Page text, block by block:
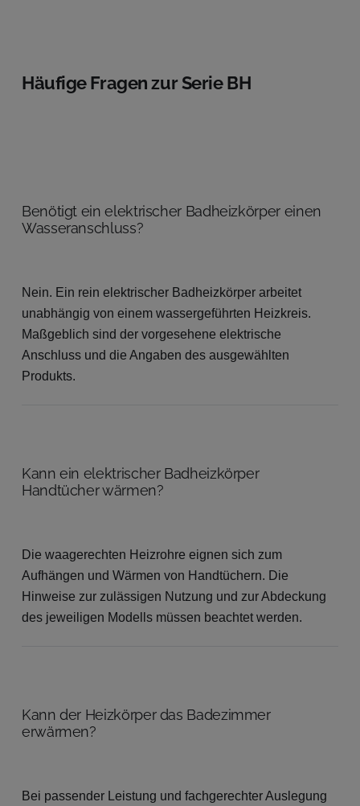
Häufige Fragen zur Serie BH
Benötigt ein elektrischer Badheizkörper einen
Wasseranschluss?
Nein. Ein rein elektrischer Badheizkörper arbeitet
unabhängig von einem wassergeführten Heizkreis.
Maßgeblich sind der vorgesehene elektrische
Anschluss und die Angaben des ausgewählten
Produkts.
Kann ein elektrischer Badheizkörper
Handtücher wärmen?
Die waagerechten Heizrohre eignen sich zum
Aufhängen und Wärmen von Handtüchern. Die
Hinweise zur zulässigen Nutzung und zur Abdeckung
des jeweiligen Modells müssen beachtet werden.
Kann der Heizkörper das Badezimmer
erwärmen?
Bei passender Leistung und fachgerechter Auslegung